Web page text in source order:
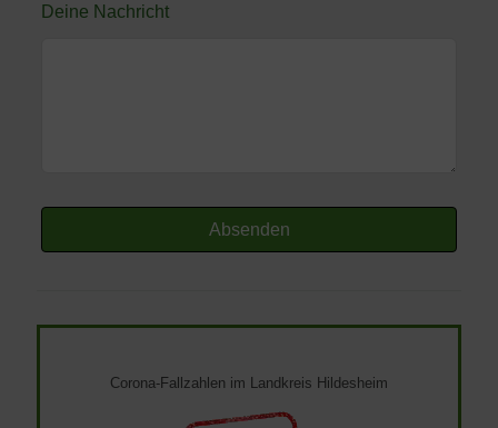
Deine Nachricht
Absenden
Corona-Fallzahlen im Landkreis Hildesheim